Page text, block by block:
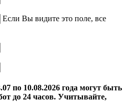
Если Вы видите это поле, все
по 10.08.2026 года могут быть
до 24 часов. Учитывайте,